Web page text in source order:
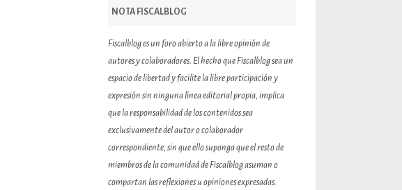
NOTA FISCALBLOG
Fiscalblog es un foro abierto a la libre opinión de
autores y colaboradores. El hecho que Fiscalblog sea un
espacio de libertad y facilite la libre participación y
expresión sin ninguna línea editorial propia, implica
que la responsabilidad de los contenidos sea
exclusivamente del autor o colaborador
correspondiente, sin que ello suponga que el resto de
miembros de la comunidad de Fiscalblog asuman o
compartan las reflexiones u opiniones expresadas.